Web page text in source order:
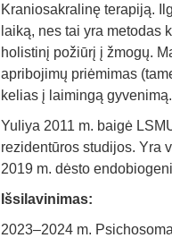
Kraniosakralinę terapiją.
laiką, nes tai yra metodas
holistinį požiūrį į žmogų.
apribojimų priėmimas
kelias į laimingą
Yuliya 2011 m. baigė
rezidentūros studijos. Yra
2019 m. dėsto
Išsilavinimas:
2023–2024 m.